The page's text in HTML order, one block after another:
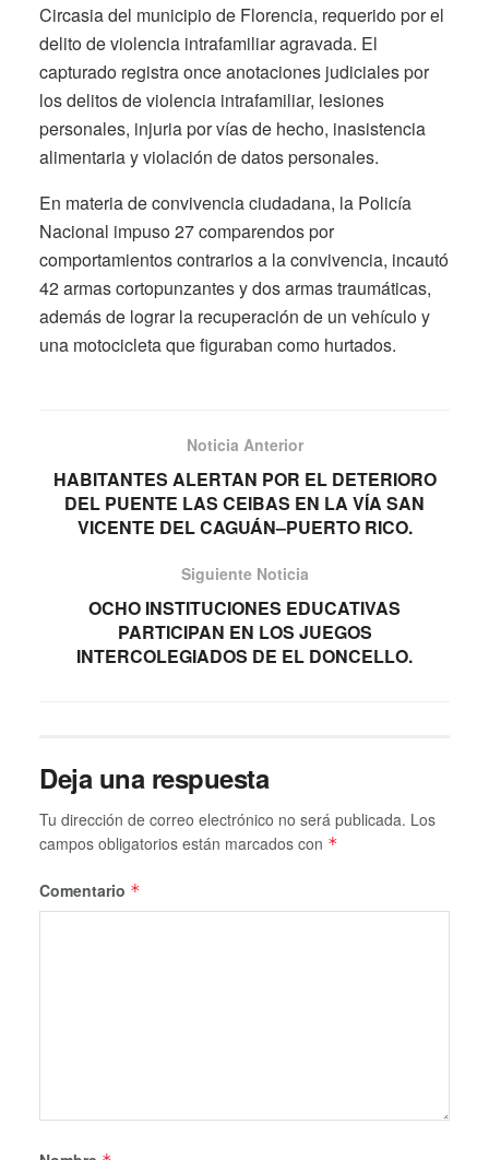
Circasia del municipio de Florencia, requerido por el
delito de violencia intrafamiliar agravada. El
capturado registra once anotaciones judiciales por
los delitos de violencia intrafamiliar, lesiones
personales, injuria por vías de hecho, inasistencia
alimentaria y violación de datos personales.
En materia de convivencia ciudadana, la Policía
Nacional impuso 27 comparendos por
comportamientos contrarios a la convivencia, incautó
42 armas cortopunzantes y dos armas traumáticas,
además de lograr la recuperación de un vehículo y
una motocicleta que figuraban como hurtados.
Noticia Anterior
HABITANTES ALERTAN POR EL DETERIORO
DEL PUENTE LAS CEIBAS EN LA VÍA SAN
VICENTE DEL CAGUÁN–PUERTO RICO.
Siguiente Noticia
OCHO INSTITUCIONES EDUCATIVAS
PARTICIPAN EN LOS JUEGOS
INTERCOLEGIADOS DE EL DONCELLO.
Deja una respuesta
Tu dirección de correo electrónico no será publicada. Los
campos obligatorios están marcados con *
Comentario *